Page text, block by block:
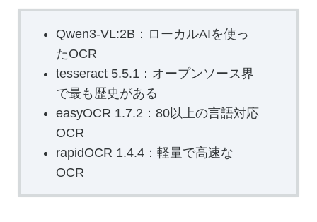
Qwen3-VL:2B：ローカルAIを使っ
たOCR
tesseract 5.5.1：オープンソース界
で最も歴史がある
easyOCR 1.7.2：80以上の言語対応
OCR
rapidOCR 1.4.4：軽量で高速な
OCR